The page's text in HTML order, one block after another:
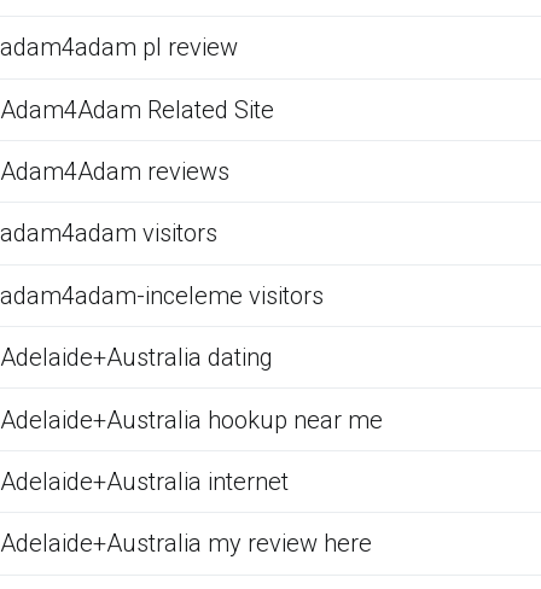
adam4adam pl review
Adam4Adam Related Site
Adam4Adam reviews
adam4adam visitors
adam4adam-inceleme visitors
Adelaide+Australia dating
Adelaide+Australia hookup near me
Adelaide+Australia internet
Adelaide+Australia my review here